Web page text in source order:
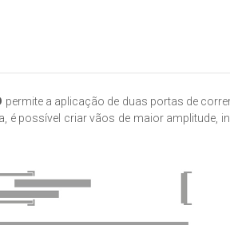
permite a aplicação de duas portas de
é possível criar vãos de maior amplitude,